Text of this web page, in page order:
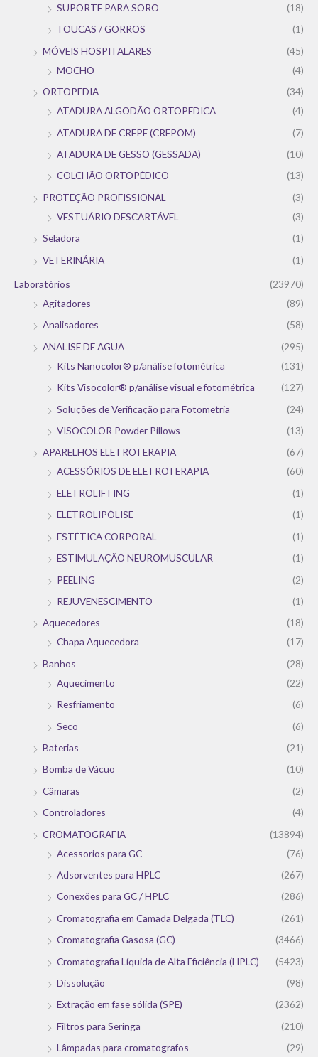
SUPORTE PARA SORO
(18)
TOUCAS / GORROS
(1)
MÓVEIS HOSPITALARES
(45)
MOCHO
(4)
ORTOPEDIA
(34)
ATADURA ALGODÃO ORTOPEDICA
(4)
ATADURA DE CREPE (CREPOM)
(7)
ATADURA DE GESSO (GESSADA)
(10)
COLCHÃO ORTOPÉDICO
(13)
PROTEÇÃO PROFISSIONAL
(3)
VESTUÁRIO DESCARTÁVEL
(3)
Seladora
(1)
VETERINÁRIA
(1)
Laboratórios
(23970)
Agitadores
(89)
Analisadores
(58)
ANALISE DE AGUA
(295)
Kits Nanocolor® p/análise fotométrica
(131)
Kits Visocolor® p/análise visual e fotométrica
(127)
Soluções de Verificação para Fotometria
(24)
VISOCOLOR Powder Pillows
(13)
APARELHOS ELETROTERAPIA
(67)
ACESSÓRIOS DE ELETROTERAPIA
(60)
ELETROLIFTING
(1)
ELETROLIPÓLISE
(1)
ESTÉTICA CORPORAL
(1)
ESTIMULAÇÃO NEUROMUSCULAR
(1)
PEELING
(2)
REJUVENESCIMENTO
(1)
Aquecedores
(18)
Chapa Aquecedora
(17)
Banhos
(28)
Aquecimento
(22)
Resfriamento
(6)
Seco
(6)
Baterias
(21)
Bomba de Vácuo
(10)
Câmaras
(2)
Controladores
(4)
CROMATOGRAFIA
(13894)
Acessorios para GC
(76)
Adsorventes para HPLC
(267)
Conexões para GC / HPLC
(286)
Cromatografia em Camada Delgada (TLC)
(261)
Cromatografia Gasosa (GC)
(3466)
Cromatografia Líquida de Alta Eficiência (HPLC)
(5423)
Dissolução
(98)
Extração em fase sólida (SPE)
(2362)
Filtros para Seringa
(210)
Lâmpadas para cromatografos
(29)